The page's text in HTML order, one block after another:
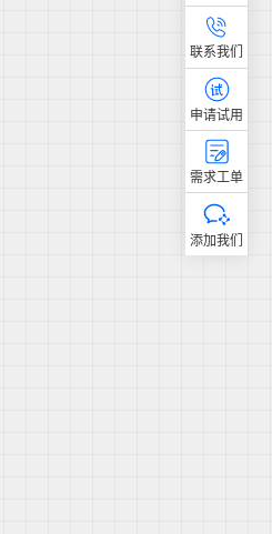
联系我们
申请试用
需求工单
添加我们